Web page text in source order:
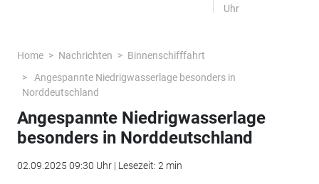
Uhr
Home Nachrichten
Binnenschifffahrt
Angespannte Niedrigwasserlage besonders in
Norddeutschland
Angespannte Niedrigwasserlage
besonders in Norddeutschland
02.09.2025 09:30 Uhr | Lesezeit: 2 min